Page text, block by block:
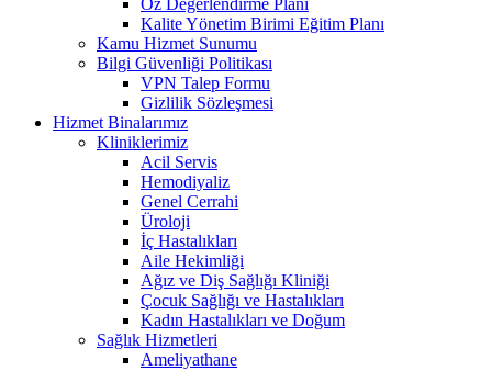
Kalite Yönetim Birimi Eğitim Planı
Kamu Hizmet Sunumu
Bilgi Güvenliği Politikası
VPN Talep Formu
Gizlilik Sözleşmesi
Hizmet Binalarımız
Kliniklerimiz
Acil Servis
Hemodiyaliz
Genel Cerrahi
Üroloji
İç Hastalıkları
Aile Hekimliği
Ağız ve Diş Sağlığı Kliniği
Çocuk Sağlığı ve Hastalıkları
Kadın Hastalıkları ve Doğum
Sağlık Hizmetleri
Ameliyathane